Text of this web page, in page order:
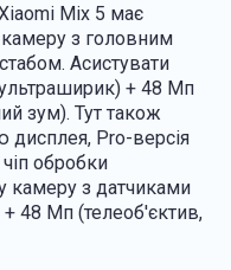
Mix 5 має
камеру з головним
Асистувати
+ 48 Мп
зум). Тут також
дисплея, Pro-версія
обробки
камеру з датчиками
48 Мп (телеоб'єктив,